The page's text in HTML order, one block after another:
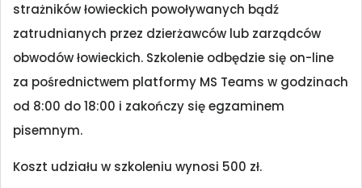
strażników łowieckich powoływanych bądź
zatrudnianych przez dzierżawców lub zarządców
obwodów łowieckich. Szkolenie odbędzie się on-line
za pośrednictwem platformy MS Teams w godzinach
od 8:00 do 18:00 i zakończy się egzaminem
pisemnym.
Koszt udziału w szkoleniu wynosi 500 zł.